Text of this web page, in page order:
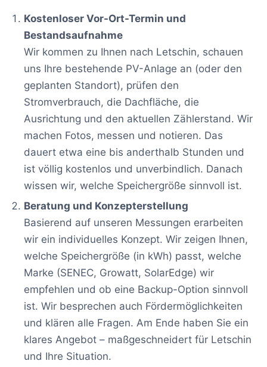
Kostenloser Vor-Ort-Termin und
Bestandsaufnahme
Wir kommen zu Ihnen nach Letschin, schauen
uns Ihre bestehende PV-Anlage an (oder den
geplanten Standort), prüfen den
Stromverbrauch, die Dachfläche, die
Ausrichtung und den aktuellen Zählerstand. Wir
machen Fotos, messen und notieren. Das
dauert etwa eine bis anderthalb Stunden und
ist völlig kostenlos und unverbindlich. Danach
wissen wir, welche Speichergröße sinnvoll ist.
Beratung und Konzepterstellung
Basierend auf unseren Messungen erarbeiten
wir ein individuelles Konzept. Wir zeigen Ihnen,
welche Speichergröße (in kWh) passt, welche
Marke (SENEC, Growatt, SolarEdge) wir
empfehlen und ob eine Backup-Option sinnvoll
ist. Wir besprechen auch Fördermöglichkeiten
und klären alle Fragen. Am Ende haben Sie ein
klares Angebot – maßgeschneidert für Letschin
und Ihre Situation.